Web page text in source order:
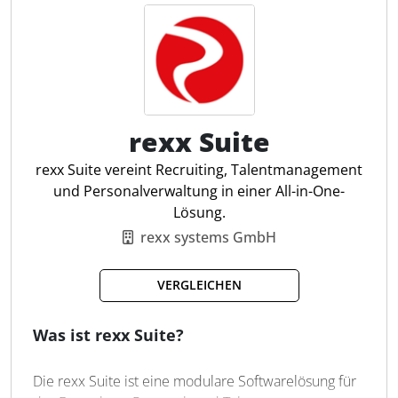
Jobinserate mit automatischer Verteilung auf
Jobbörsen, LinkedIn, Google usw.
KI-gesteuerte "Magic Ads" für zielgenaue
Werbeanzeigen für Jobinserate
Whitelabel-Karriereseite und Website-Plugin
für offene Stellen
Bewerber-Management-System (ATS)
KI-Assistent zur Vorqualifizierung von
Bewerbungen (Chat-Bot) und
KI-E-Mail-Scanner für automatische
Bewerbungserfassung über alle Kanäle
Datenschutz-Automatisierung mit Muster-
Rollenverwaltung für die Anbindung externer
rexx Suite
rexx Suite vereint Recruiting, Talentmanagement
und Personalverwaltung in einer All-in-One-
Lösung.
rexx systems GmbH
VERGLEICHEN
Was ist rexx Suite?
Die rexx Suite ist eine modulare Softwarelösung für